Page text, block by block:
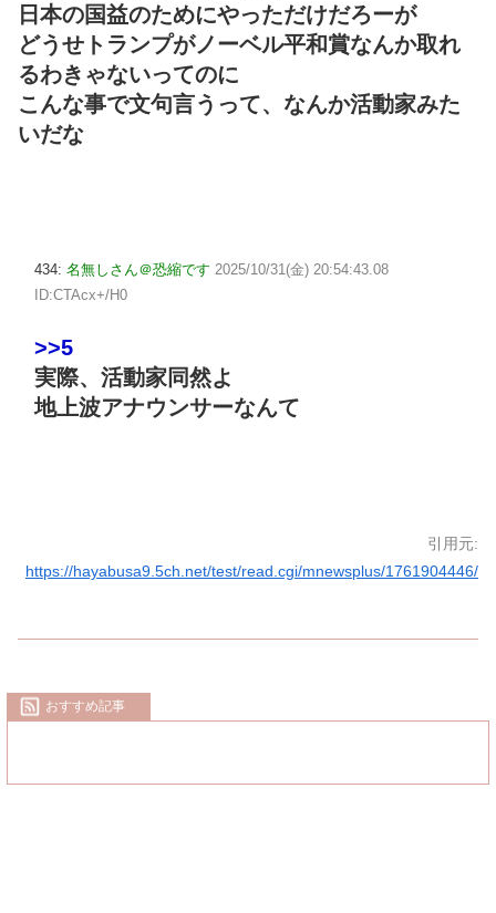
日本の国益のためにやっただけだろーが
どうせトランプがノーベル平和賞なんか取れ
るわきゃないってのに
こんな事で文句言うって、なんか活動家みた
いだな
434: 名無しさん＠恐縮です 2025/10/31(金) 20:54:43.08
ID:CTAcx+/H0
>>5
実際、活動家同然よ
地上波アナウンサーなんて
引用元:
https://hayabusa9.5ch.net/test/read.cgi/mnewsplus/1761904446/
おすすめ記事